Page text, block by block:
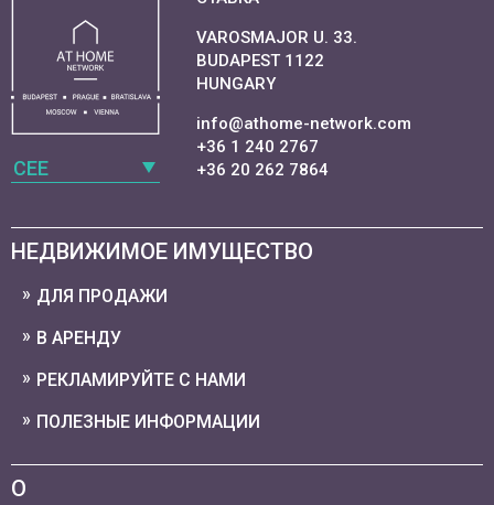
CEE
VAROSMAJOR U. 33.
BUDAPEST 1122
HUNGARY
info@athome-network.com
+36 1 240 2767
+36 20 262 7864
НЕДВИЖИМОЕ ИМУЩЕСТВО
ДЛЯ ПРОДАЖИ
В АРЕНДУ
РЕКЛАМИРУЙТЕ С НАМИ
ПОЛЕЗНЫЕ ИНФОРМАЦИИ
О